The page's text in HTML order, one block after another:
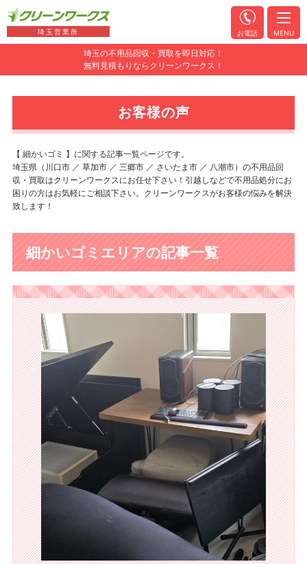
埼玉の不用品回収・買取を即日対応！
無料見積もりならクリーンワークス！
埼玉営業所 お電話 MENU
お客様の声
【 細かいゴミ 】に関する記事一覧ページです。
埼玉県（川口市 ／ 草加市 ／ 三郷市 ／ さいたま市 ／ 八潮市）の不用品回
収・買取はクリーンワークスにお任せ下さい！引越しなどで不用品処分にお
困りの方はお気軽にご相談下さい。クリーンワークスがお客様の悩みを解決
致します！
細かいゴミエリアの記事一覧